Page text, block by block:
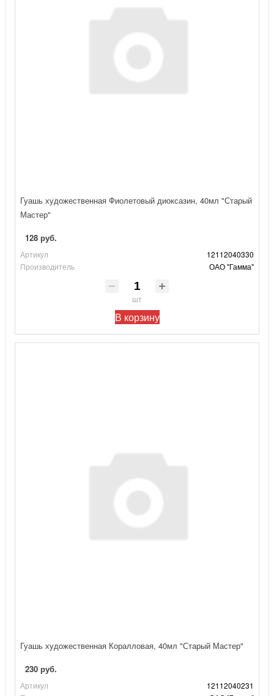
Гуашь художественная Фиолетовый диоксазин, 40мл "Старый
Мастер"
128 руб.
Артикул
12112040330
Производитель
ОАО "Гамма"
шт
В корзину
Гуашь художественная Коралловая, 40мл "Старый Мастер"
230 руб.
Артикул
12112040231